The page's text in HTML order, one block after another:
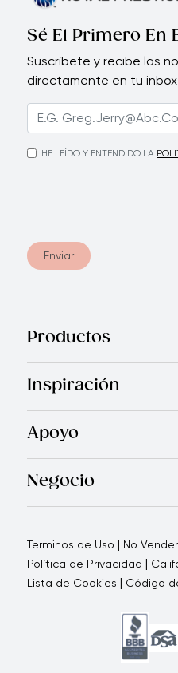
Sé El Primero En
Suscríbete y recibe las
directamente en tu
HE LEÍDO Y ENTENDIDO LA
Enviar
Productos
Mas VendidosCocina
Inspiración
RecetasBlogRoyal TV
Apoyo
ContáctanosQuienes
Negocio
Por qué elegirnosCómo
Terminos de Uso | No
Política de Privacidad |
Lista de Cookies | Código